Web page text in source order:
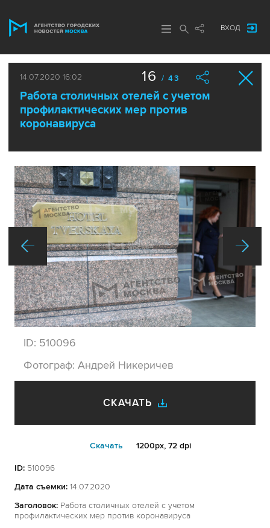
ВХОД
14.07.2020 16:02
Работа столичных отелей с учетом
профилактических мер против
коронавируса
16 / 43
ID: 510096
Фотограф: Андрей Никеричев
СКАЧАТЬ
Cкачать 1200px, 72 dpi
ID: 510096
Дата съемки: 14.07.2020
Заголовок: Работа столичных отелей с учетом
профилактических мер против коронавируса